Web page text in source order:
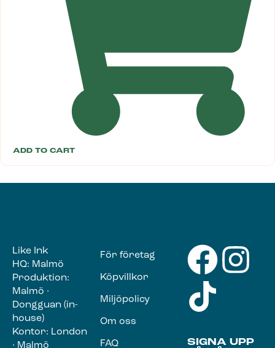
ADD TO CART
Like Ink
HQ: Malmö
Produktion:
Malmö ·
Dongguan (in-
house)
Kontor: London
· Malmö
För företag
Köpvillkor
Miljöpolicy
Om oss
FAQ
SIGNA UPP